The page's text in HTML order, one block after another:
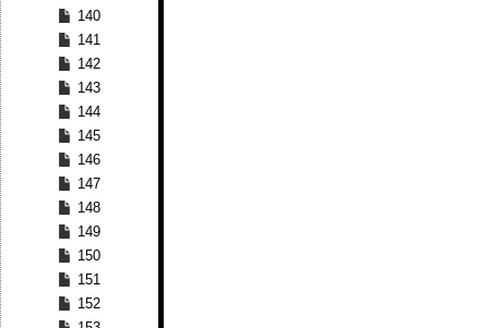
140
141
142
143
144
145
146
147
148
149
150
151
152